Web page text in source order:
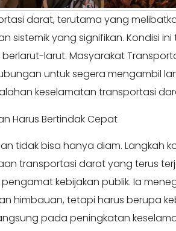
darat, terutama yang
sistemik yang signifikan. Kondisi
larut. Masyarakat
untuk segera mengambil
keselamatan transportasi
Harus Bertindak Cepat
tidak bisa hanya diam. Langkah
transportasi darat yang terus
pengamat kebijakan publik. Ia
himbauan, tetapi harus berupa
pada peningkatan